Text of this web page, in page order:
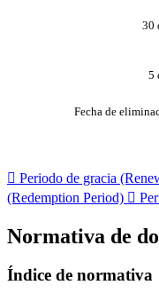
30
5
Fecha de
 Periodo de gracia
(Redemption Period) 
Normativa de
Índice de normativa